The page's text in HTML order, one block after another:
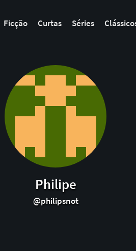
Ficção Curtas Séries
Philipe
@philipsnot